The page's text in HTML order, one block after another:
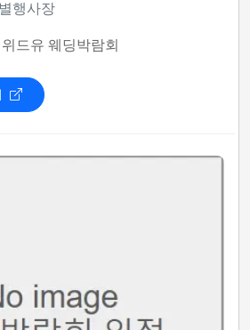
행사장
드유 웨딩박람회